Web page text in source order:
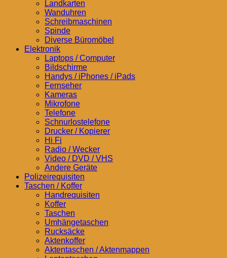
Landkarten
Wanduhren
Schreibmaschinen
Spinde
Diverse Büromöbel
Elektronik
Laptops / Computer
Bildschirme
Handys / iPhones / iPads
Fernseher
Kameras
Mikrofone
Telefone
Schnurlostelefone
Drucker / Kopierer
Hi Fi
Radio / Wecker
Video / DVD / VHS
Andere Geräte
Polizeirequisiten
Taschen / Koffer
Handrequisiten
Koffer
Taschen
Umhängetaschen
Rucksäcke
Aktenkoffer
Aktentaschen / Aktenmappen